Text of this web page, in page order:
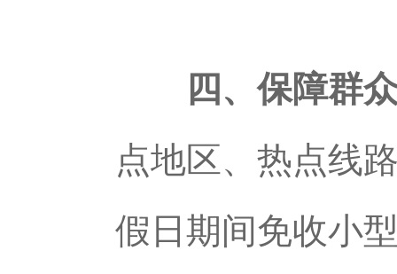
四、保障群
点地区、热点线
假日期间免收小